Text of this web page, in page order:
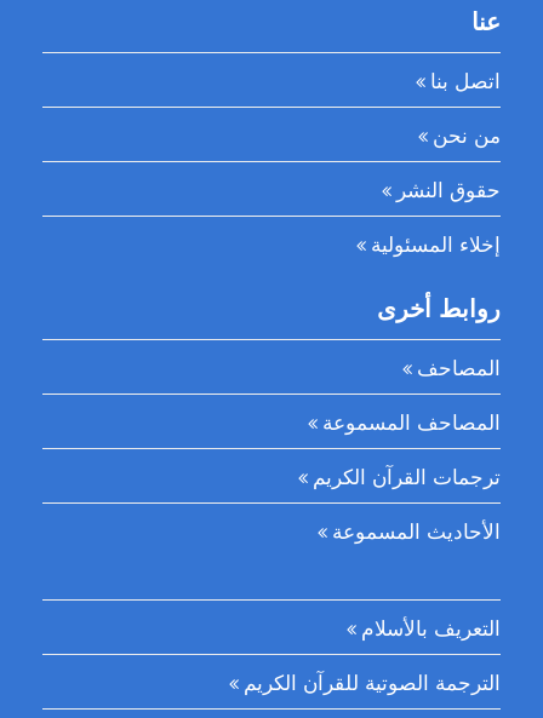
عنا
اتصل بنا
من نحن
حقوق النشر
إخلاء المسئولية
روابط أخرى
المصاحف
المصاحف المسموعة
ترجمات القرآن الكريم
الأحاديث المسموعة
التعريف بالأسلام
الترجمة الصوتية للقرآن الكريم